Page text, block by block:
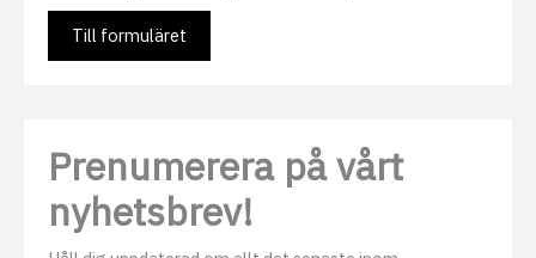
Till formuläret
Prenumerera på vårt
nyhetsbrev!